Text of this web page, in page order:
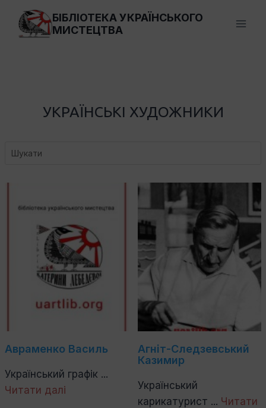
Перейти
вмісту
БІБЛІОТЕКА УКРАЇНСЬКОГО
МИСТЕЦТВА
УКРАЇНСЬКІ ХУДОЖНИКИ
Авраменко Василь
Український графік ...
Читати далі
Агніт-Следзевський
Казимир
Український
карикатурист ... Читати